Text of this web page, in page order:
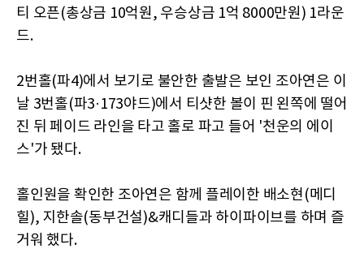
티 오픈(총상금 10억원, 우승상금 1억 8000만원) 1라운
드.
2번홀(파4)에서 보기로 불안한 출발은 보인 조아연은 이
날 3번홀(파3·173야드)에서 티샷한 볼이 핀 왼쪽에 떨어
진 뒤 페이드 라인을 타고 홀로 파고 들어 '천운의 에이
스'가 됐다.
홀인원을 확인한 조아연은 함께 플레이한 배소현(메디
힐), 지한솔(동부건설)&캐디들과 하이파이브를 하며 즐
거워 했다.